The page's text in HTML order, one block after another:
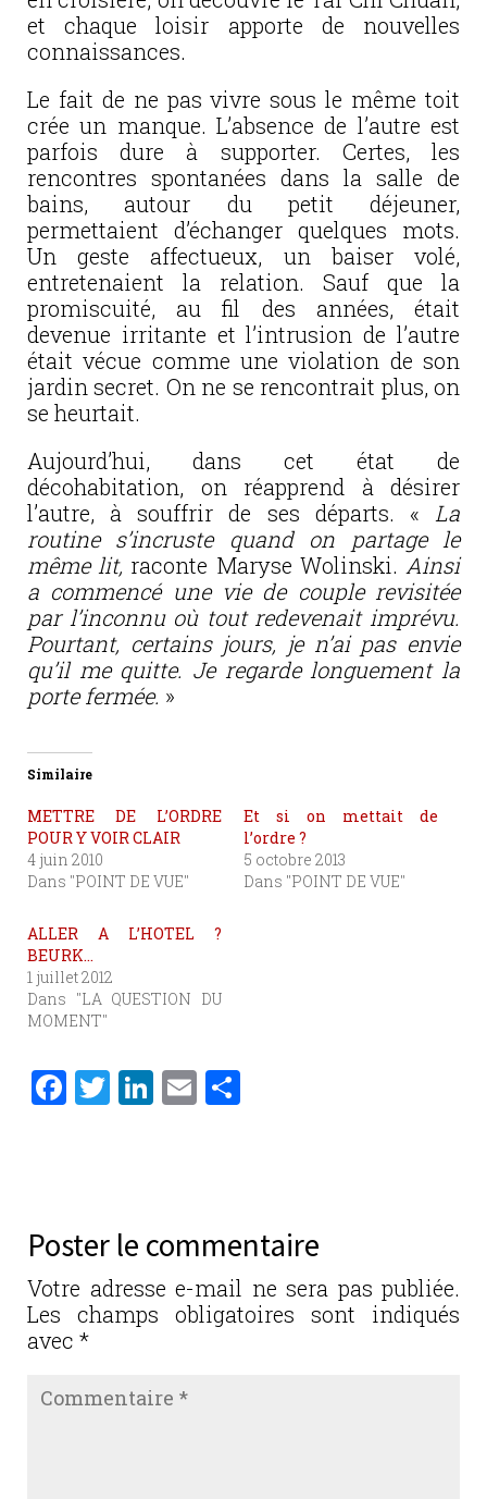
et chaque loisir apporte de nouvelles
connaissances.
Le fait de ne pas vivre sous le même toit
crée un manque. L’absence de l’autre est
parfois dure à supporter. Certes, les
rencontres spontanées dans la salle de
bains, autour du petit déjeuner,
permettaient d’échanger quelques mots.
Un geste affectueux, un baiser volé,
entretenaient la relation. Sauf que la
promiscuité, au fil des années, était
devenue irritante et l’intrusion de l’autre
était vécue comme une violation de son
jardin secret. On ne se rencontrait plus, on
se heurtait.
Aujourd’hui, dans cet état de
décohabitation, on réapprend à désirer
l’autre, à souffrir de ses départs. « La
routine s’incruste quand on partage le
même lit, raconte Maryse Wolinski. Ainsi
a commencé une vie de couple revisitée
par l’inconnu où tout redevenait imprévu.
Pourtant, certains jours, je n’ai pas envie
qu’il me quitte. Je regarde longuement la
porte fermée. »
Similaire
METTRE DE L’ORDRE
POUR Y VOIR CLAIR
4 juin 2010
Dans "POINT DE VUE"
Et si on mettait de
l’ordre ?
5 octobre 2013
Dans "POINT DE VUE"
ALLER A L’HOTEL ?
BEURK…
1 juillet 2012
Dans "LA QUESTION DU
MOMENT"
F
b
o
o
k
T
r
Li
n
E
er
Poster le commentaire
Votre adresse e-mail ne sera pas publiée.
Les champs obligatoires sont indiqués
avec *